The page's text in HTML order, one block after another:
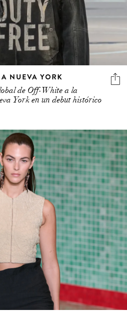
NUEVA YORK
de Off-White a la
York en un debut histórico